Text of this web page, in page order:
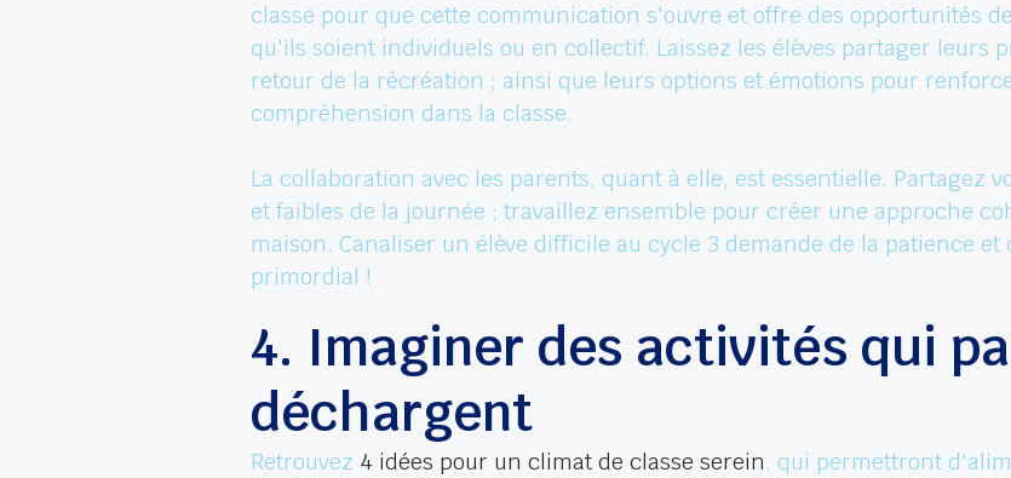
classe pour que cette communication s'ouvre et offre des opportunités
qu'ils soient individuels ou en collectif. Laissez les élèves partager leurs
retour de la récréation ; ainsi que leurs options et émotions pour
compréhension dans la classe.
La collaboration avec les parents, quant à elle, est essentielle. Partagez
et faibles de la journée ; travaillez ensemble pour créer une approche
maison. Canaliser un élève difficile au cycle 3 demande de la patience
primordial !
4. Imaginer des activités qui
déchargent
Retrouvez 4 idées pour un climat de classe serein, qui permettront